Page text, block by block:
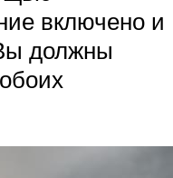
включено и
должны